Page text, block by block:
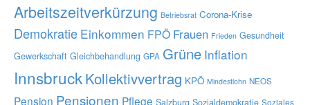
Arbeitszeitverkürzung Betriebsrat Corona-Krise
Demokratie Einkommen FPÖ Frauen Frieden Gesundheit
Gewerkschaft Gleichbehandlung GPA Grüne Inflation
InnsbruckKollektivvertrag KPÖ Mindestlohn NEOS
Pension Pensionen Pflege Salzburg Sozialdemokratie Soziales